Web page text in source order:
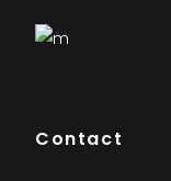
Contact